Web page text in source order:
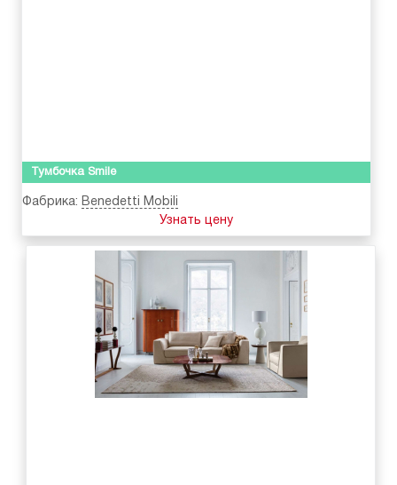
Тумбочка Smile
Фабрика: Benedetti Mobili
Узнать цену